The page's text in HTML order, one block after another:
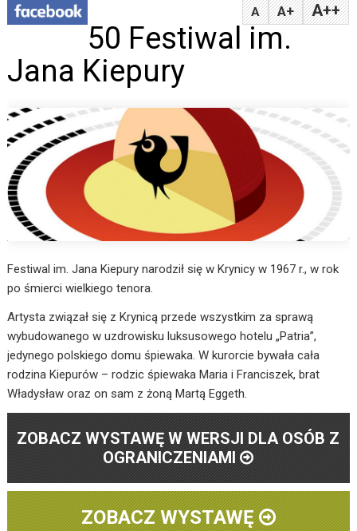
A A+ A++
50 Festiwal im.
Jana Kiepury
Festiwal im. Jana Kiepury narodził się w Krynicy w 1967 r., w rok
po śmierci wielkiego tenora.
Artysta związał się z Krynicą przede wszystkim za sprawą
wybudowanego w uzdrowisku luksusowego hotelu „Patria”,
jedynego polskiego domu śpiewaka. W kurorcie bywała cała
rodzina Kiepurów – rodzic śpiewaka Maria i Franciszek, brat
Władysław oraz on sam z żoną Martą Eggeth.
ZOBACZ WYSTAWĘ W WERSJI DLA OSÓB Z
OGRANICZENIAMI
ZOBACZ WYSTAWĘ